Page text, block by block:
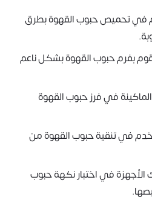
في تحميص حبوب القهوة بطرق
بفرم حبوب القهوة بشكل ناعم
في فرز حبوب القهوة
في تنقية حبوب القهوة من
في اختبار نكهة حبوب